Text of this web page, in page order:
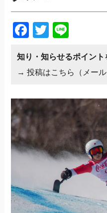
Facebook
Twitter
Line
知り・知らせるポイン
→ 投稿はこちら（メー